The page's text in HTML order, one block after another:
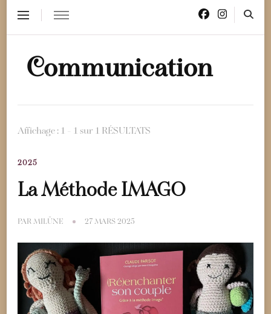
Communication
Affichage : 1 - 1 sur 1 RÉSULTATS
2025
La Méthode IMAGO
PAR MILÜNE 27 MARS 2025